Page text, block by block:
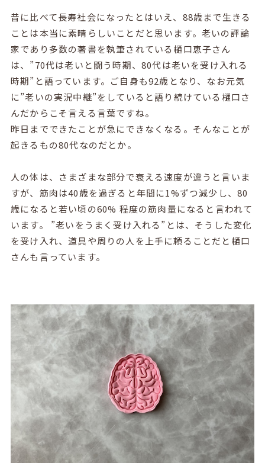
昔に比べて長寿社会になったとはいえ、88歳まで生きる
ことは本当に素晴らしいことだと思います。老いの評論
家であり多数の著書を執筆されている樋口恵子さん
は、”70代は老いと闘う時期、80代は老いを受け入れる
時期”と語っています。ご自身も92歳となり、なお元気
に”老いの実況中継”をしていると語り続けている樋口さ
んだからこそ言える言葉ですね。
昨日までできたことが急にできなくなる。そんなことが
起きるもの80代なのだとか。
人の体は、さまざまな部分で衰える速度が違うと言いま
すが、筋肉は40歳を過ぎると年間に1%ずつ減少し、80
歳になると若い頃の60% 程度の筋肉量になると言われて
います。 ”老いをうまく受け入れる”とは、そうした変化
を受け入れ、道具や周りの人を上手に頼ることだと樋口
さんも言っています。